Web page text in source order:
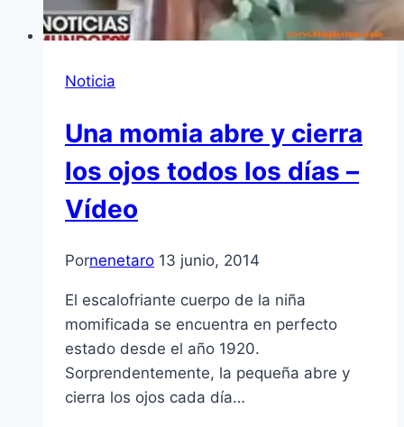
Noticia
Una momia abre y cierra
los ojos todos los días –
Vídeo
Pornenetaro 13 junio, 2014
El escalofriante cuerpo de la niña
momificada se encuentra en perfecto
estado desde el año 1920.
Sorprendentemente, la pequeña abre y
cierra los ojos cada día…